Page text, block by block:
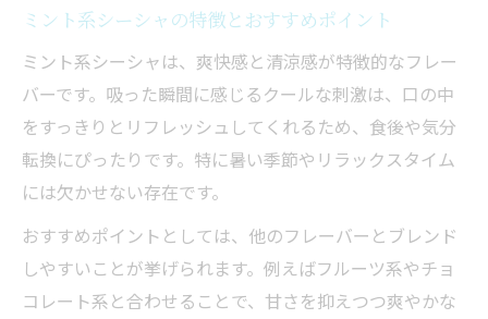
ミント系シーシャの特徴とおすすめポイント
ミント系シーシャは、爽快感と清涼感が特徴的なフレー
バーです。吸った瞬間に感じるクールな刺激は、口の中
をすっきりとリフレッシュしてくれるため、食後や気分
転換にぴったりです。特に暑い季節やリラックスタイム
には欠かせない存在です。
おすすめポイントとしては、他のフレーバーとブレンド
しやすいことが挙げられます。例えばフルーツ系やチョ
コレート系と合わせることで、甘さを抑えつつ爽やかな